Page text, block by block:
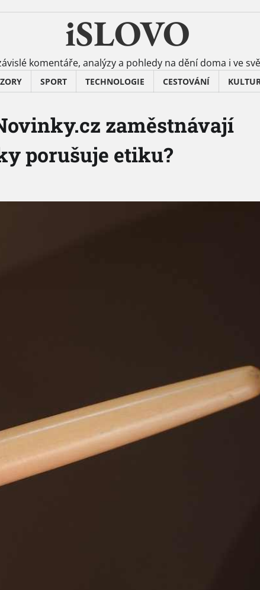
iSLOVO
komentáře, analýzy a pohledy na dění doma i ve
SPORT TECHNOLOGIE CESTOVÁNÍ
zaměstnávají
porušuje etiku?